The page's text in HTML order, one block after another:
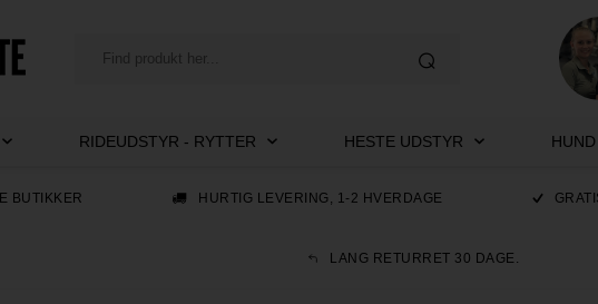
RIDEUDSTYR - RYTTER HESTE UDSTYR HUND
BUTIKKER HURTIG LEVERING, 1-2 HVERDAGE
LANG RETURRET 30 DAGE.